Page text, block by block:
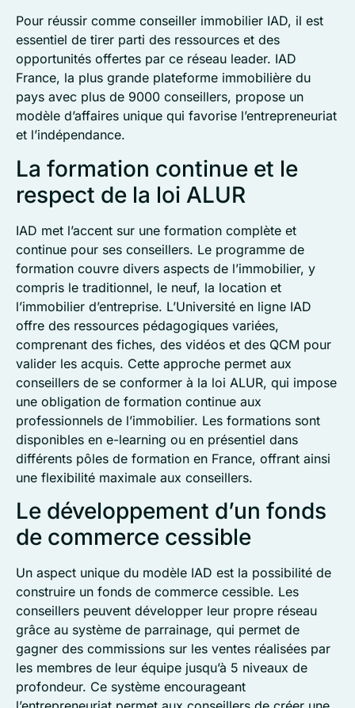
Pour réussir comme conseiller immobilier IAD, il est
essentiel de tirer parti des ressources et des
opportunités offertes par ce réseau leader. IAD
France, la plus grande plateforme immobilière du
pays avec plus de 9000 conseillers, propose un
modèle d’affaires unique qui favorise l’entrepreneuriat
et l’indépendance.
La formation continue et le
respect de la loi ALUR
IAD met l’accent sur une formation complète et
continue pour ses conseillers. Le programme de
formation couvre divers aspects de l’immobilier, y
compris le traditionnel, le neuf, la location et
l’immobilier d’entreprise. L’Université en ligne IAD
offre des ressources pédagogiques variées,
comprenant des fiches, des vidéos et des QCM pour
valider les acquis. Cette approche permet aux
conseillers de se conformer à la loi ALUR, qui impose
une obligation de formation continue aux
professionnels de l’immobilier. Les formations sont
disponibles en e-learning ou en présentiel dans
différents pôles de formation en France, offrant ainsi
une flexibilité maximale aux conseillers.
Le développement d’un fonds
de commerce cessible
Un aspect unique du modèle IAD est la possibilité de
construire un fonds de commerce cessible. Les
conseillers peuvent développer leur propre réseau
grâce au système de parrainage, qui permet de
gagner des commissions sur les ventes réalisées par
les membres de leur équipe jusqu’à 5 niveaux de
profondeur. Ce système encourageant